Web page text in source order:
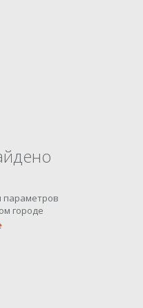
параметров
городе